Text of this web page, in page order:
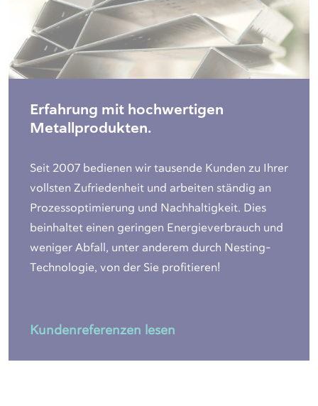
Erfahrung mit hochwertigen
Metallprodukten.
Seit 2007 bedienen wir tausende Kunden zu Ihrer
vollsten Zufriedenheit und arbeiten ständig an
Prozessoptimierung und Nachhaltigkeit. Dies
beinhaltet einen geringen Energieverbrauch und
weniger Abfall, unter anderem durch Nesting-
Technologie, von der Sie profitieren!
Kundenreferenzen lesen